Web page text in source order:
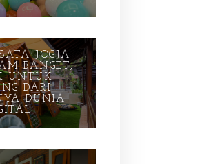
JOGJA
BANGET,
UNTUK
DARI
DUNIA